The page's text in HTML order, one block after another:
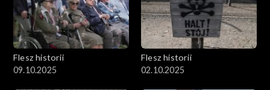
Flesz historii
09.10.2025
Flesz historii
02.10.2025